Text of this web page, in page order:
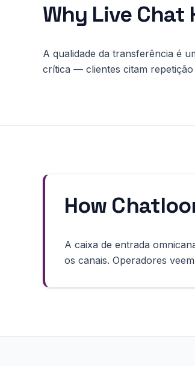
Why Live Chat
A qualidade da transferência é
crítica — clientes citam
How
A caixa de entrada
os canais. Operadores